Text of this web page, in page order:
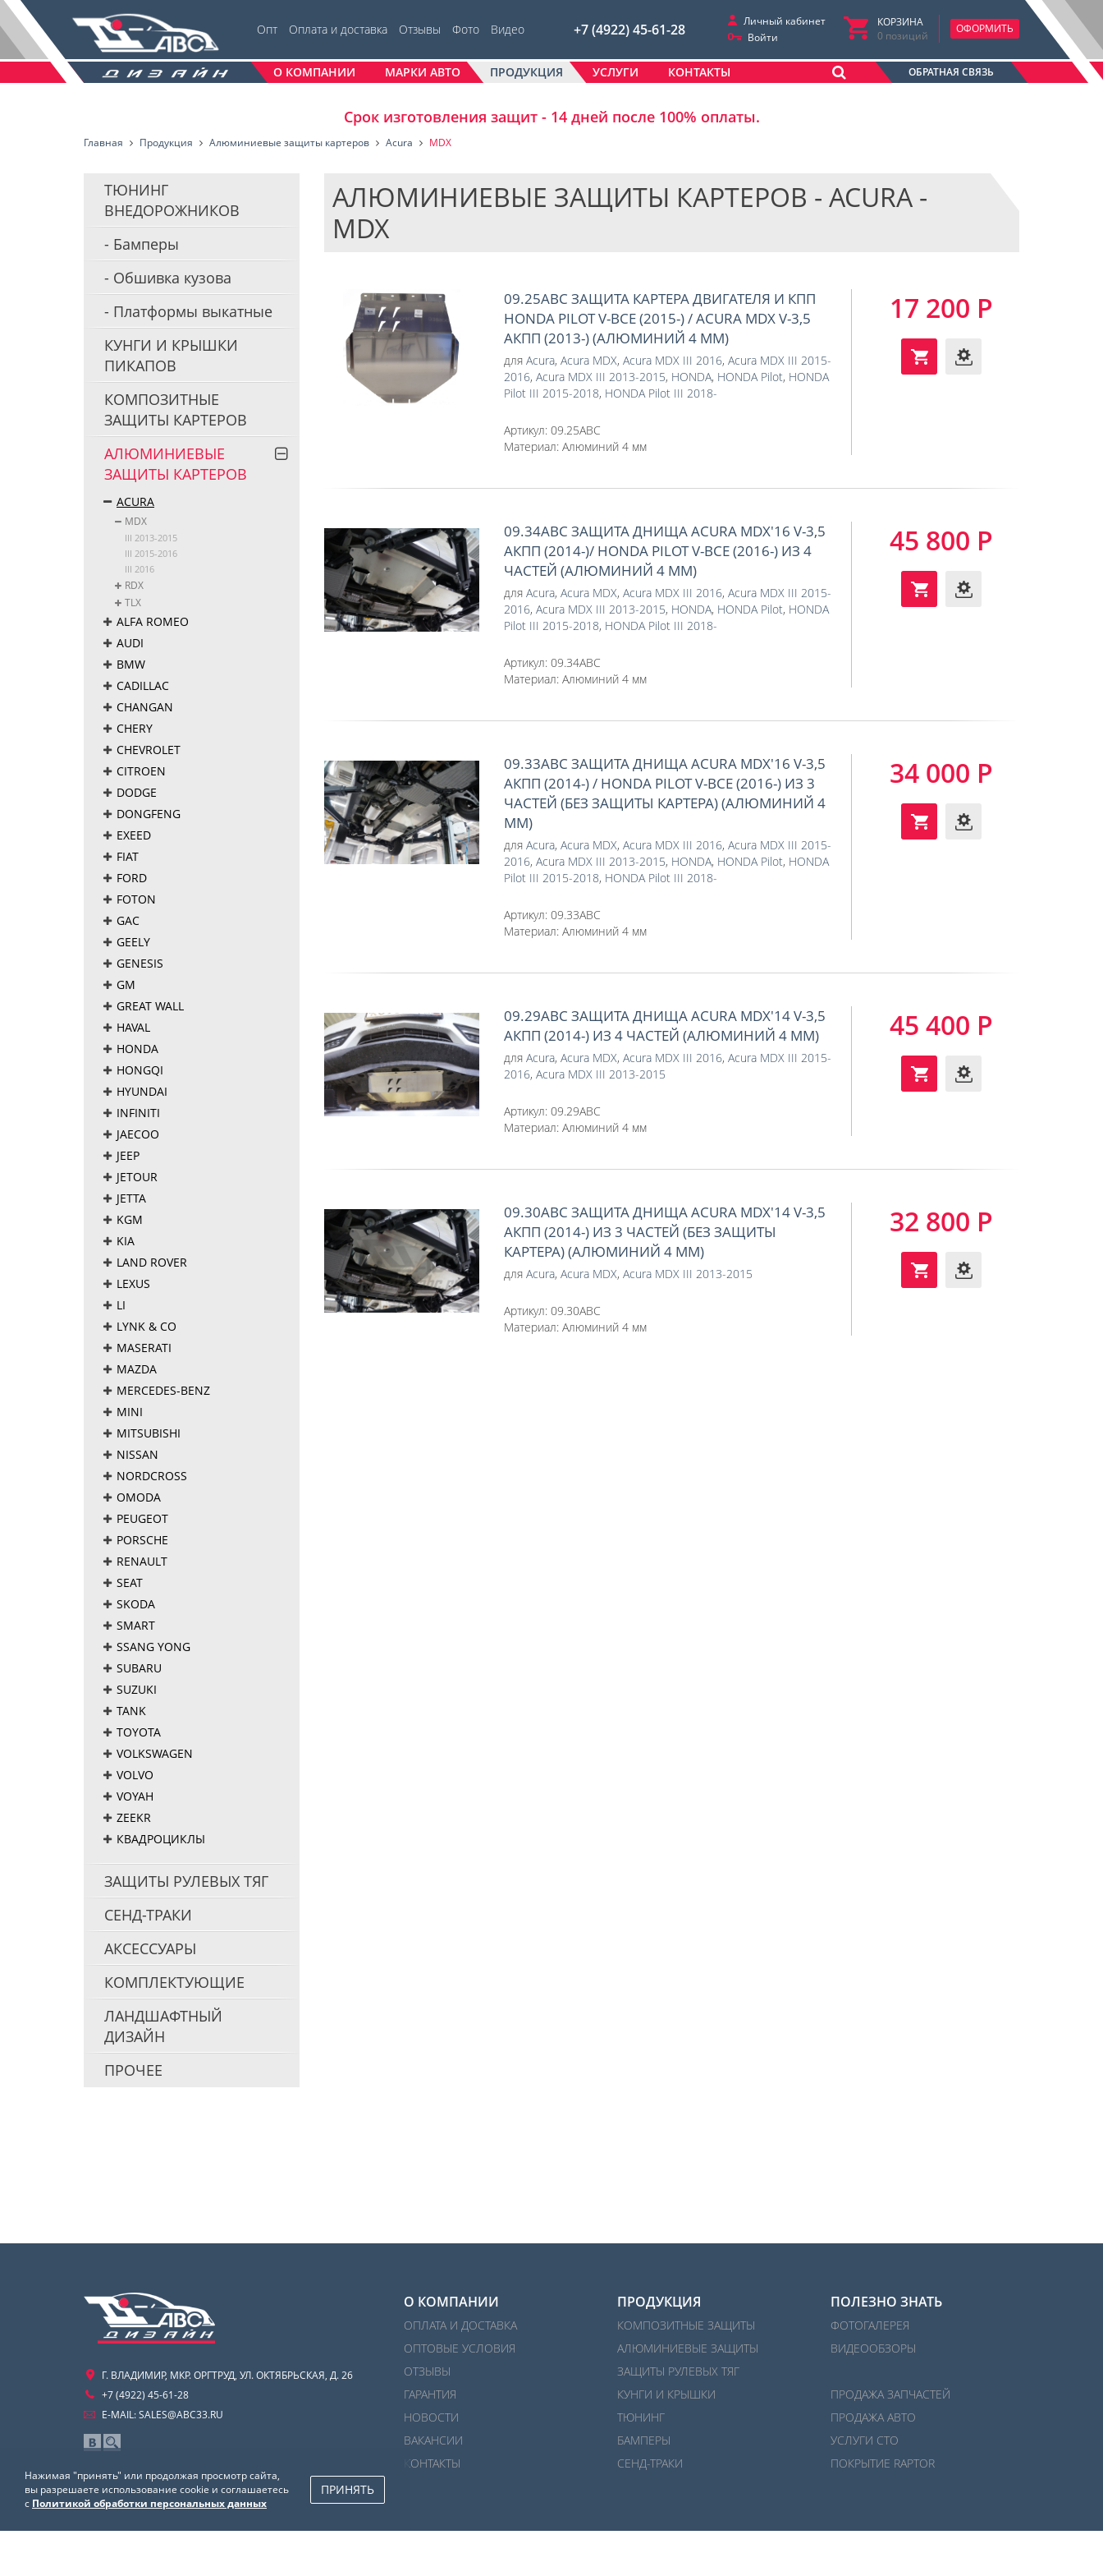
Опт Оплата и доставка Отзывы Фото Видео +7 (4922) 45-61-28
Личный кабинет
Войти
КОРЗИНА
0 позиций
ОФОРМИТЬ
О КОМПАНИИ МАРКИ АВТО ПРОДУКЦИЯ УСЛУГИ КОНТАКТЫ ОБРАТНАЯ СВЯЗЬ
Срок изготовления защит - 14 дней после 100% оплаты.
Главная Продукция Алюминиевые защиты картеров Acura MDX
АЛЮМИНИЕВЫЕ ЗАЩИТЫ КАРТЕРОВ - ACURA -
MDX
ТЮНИНГ
ВНЕДОРОЖНИКОВ
Бамперы
Обшивка кузова
Платформы выкатные
КУНГИ И КРЫШКИ
ПИКАПОВ
КОМПОЗИТНЫЕ
ЗАЩИТЫ КАРТЕРОВ
АЛЮМИНИЕВЫЕ
ЗАЩИТЫ КАРТЕРОВ
ACURA
MDX
III 2013-2015
III 2015-2016
III 2016
RDX
TLX
ALFA ROMEO
AUDI
BMW
CADILLAC
CHANGAN
CHERY
CHEVROLET
CITROEN
DODGE
DONGFENG
EXEED
FIAT
FORD
FOTON
GAC
GEELY
GENESIS
GM
GREAT WALL
HAVAL
HONDA
HONGQI
HYUNDAI
INFINITI
JAECOO
JEEP
JETOUR
JETTA
KGM
KIA
LAND ROVER
LEXUS
LI
LYNK & CO
MASERATI
MAZDA
MERCEDES-BENZ
MINI
MITSUBISHI
NISSAN
NORDCROSS
OMODA
PEUGEOT
PORSCHE
RENAULT
SEAT
SKODA
SMART
SSANG YONG
SUBARU
SUZUKI
TANK
TOYOTA
VOLKSWAGEN
VOLVO
VOYAH
ZEEKR
КВАДРОЦИКЛЫ
ЗАЩИТЫ РУЛЕВЫХ ТЯГ
СЕНД-ТРАКИ
АКСЕССУАРЫ
КОМПЛЕКТУЮЩИЕ
ЛАНДШАФТНЫЙ
ДИЗАЙН
ПРОЧЕЕ
09.25ABC ЗАЩИТА КАРТЕРА ДВИГАТЕЛЯ И КПП
HONDA PILOT V-ВСЕ (2015-) / ACURA MDX V-3,5
АКПП (2013-) (АЛЮМИНИЙ 4 ММ)
для Acura, Acura MDX, Acura MDX III 2016, Acura MDX III 2015-
2016, Acura MDX III 2013-2015, HONDA, HONDA Pilot, HONDA
Pilot III 2015-2018, HONDA Pilot III 2018-
Артикул: 09.25ABC
Материал: Алюминий 4 мм
17 200 Р
09.34ABC ЗАЩИТА ДНИЩА ACURA MDX'16 V-3,5
АКПП (2014-)/ HONDA PILOT V-ВСЕ (2016-) ИЗ 4
ЧАСТЕЙ (АЛЮМИНИЙ 4 ММ)
для Acura, Acura MDX, Acura MDX III 2016, Acura MDX III 2015-
2016, Acura MDX III 2013-2015, HONDA, HONDA Pilot, HONDA
Pilot III 2015-2018, HONDA Pilot III 2018-
Артикул: 09.34ABC
Материал: Алюминий 4 мм
45 800 Р
09.33ABC ЗАЩИТА ДНИЩА ACURA MDX'16 V-3,5
АКПП (2014-) / HONDA PILOT V-ВСЕ (2016-) ИЗ 3
ЧАСТЕЙ (БЕЗ ЗАЩИТЫ КАРТЕРА) (АЛЮМИНИЙ 4
ММ)
для Acura, Acura MDX, Acura MDX III 2016, Acura MDX III 2015-
2016, Acura MDX III 2013-2015, HONDA, HONDA Pilot, HONDA
Pilot III 2015-2018, HONDA Pilot III 2018-
Артикул: 09.33ABC
Материал: Алюминий 4 мм
34 000 Р
09.29ABC ЗАЩИТА ДНИЩА ACURA MDX'14 V-3,5
АКПП (2014-) ИЗ 4 ЧАСТЕЙ (АЛЮМИНИЙ 4 ММ)
для Acura, Acura MDX, Acura MDX III 2016, Acura MDX III 2015-
2016, Acura MDX III 2013-2015
Артикул: 09.29ABC
Материал: Алюминий 4 мм
45 400 Р
09.30ABC ЗАЩИТА ДНИЩА ACURA MDX'14 V-3,5
АКПП (2014-) ИЗ 3 ЧАСТЕЙ (БЕЗ ЗАЩИТЫ
КАРТЕРА) (АЛЮМИНИЙ 4 ММ)
для Acura, Acura MDX, Acura MDX III 2013-2015
Артикул: 09.30ABC
Материал: Алюминий 4 мм
32 800 Р
Г. ВЛАДИМИР, МКР. ОРГТРУД, УЛ. ОКТЯБРЬСКАЯ, Д. 26
+7 (4922) 45-61-28
E-MAIL:SALES@ABC33.RU
О КОМПАНИИ
ОПЛАТА И ДОСТАВКА
ОПТОВЫЕ УСЛОВИЯ
ОТЗЫВЫ
ГАРАНТИЯ
НОВОСТИ
ВАКАНСИИ
КОНТАКТЫ
ПРОДУКЦИЯ
КОМПОЗИТНЫЕ ЗАЩИТЫ
АЛЮМИНИЕВЫЕ ЗАЩИТЫ
ЗАЩИТЫ РУЛЕВЫХ ТЯГ
КУНГИ И КРЫШКИ
ТЮНИНГ
БАМПЕРЫ
СЕНД-ТРАКИ
ПОЛЕЗНО ЗНАТЬ
ФОТОГАЛЕРЕЯ
ВИДЕООБЗОРЫ
ПРОДАЖА ЗАПЧАСТЕЙ
ПРОДАЖА АВТО
УСЛУГИ СТО
ПОКРЫТИЕ RAPTOR
Нажимая "принять" или продолжая просмотр сайта,
вы разрешаете использование cookie и соглашаетесь
с Политикой обработки персональных данных
ПРИНЯТЬ